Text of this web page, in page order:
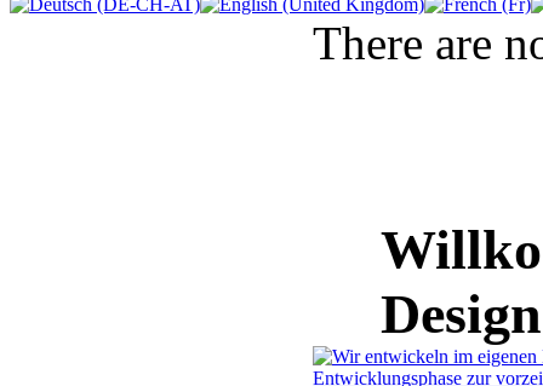
There are